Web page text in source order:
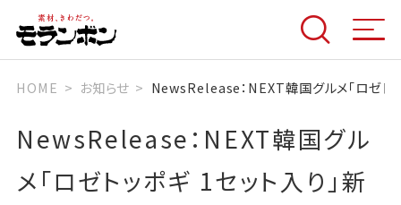
HOME お知らせ NewsRelease：NEXT韓国グルメ「ロゼト
NewsRelease：NEXT韓国グル
メ「ロゼトッポギ 1セット入り」新